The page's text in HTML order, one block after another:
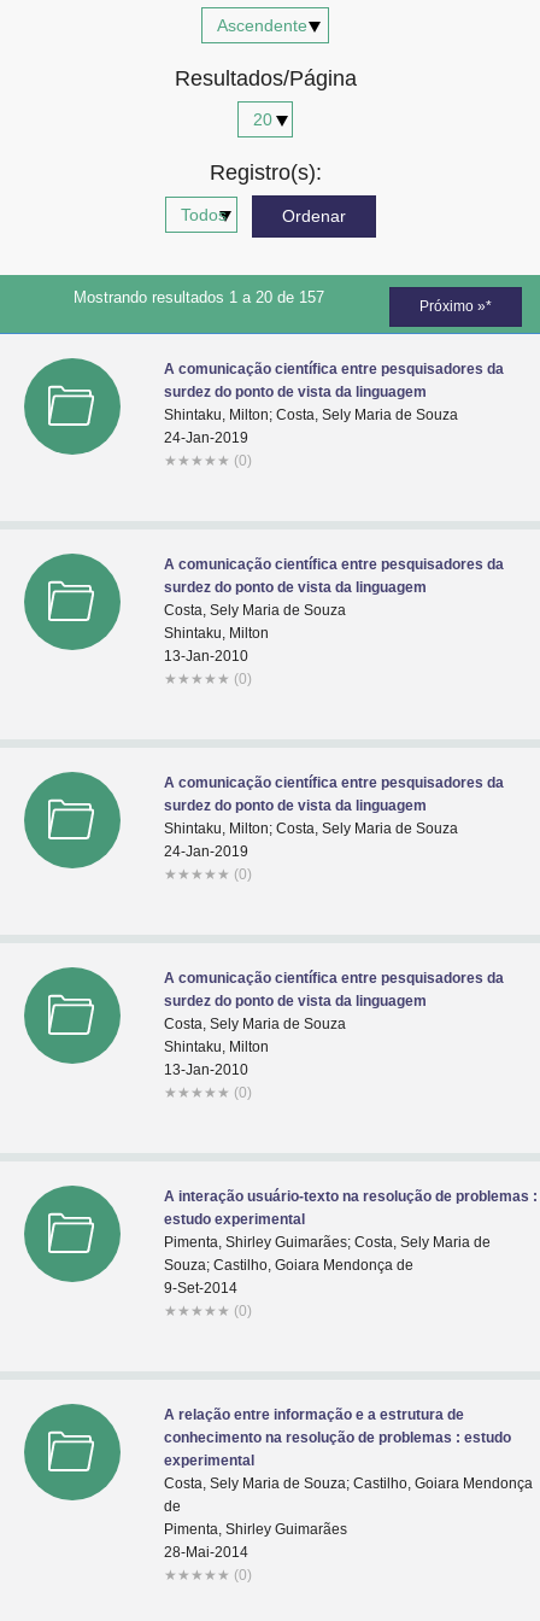
Resultados/Página
Registro(s):
Mostrando resultados 1 a 20 de 157 Próximo »*
A comunicação científica entre pesquisadores da
surdez do ponto de vista da linguagem
Shintaku, Milton; Costa, Sely Maria de Souza
24-Jan-2019
★ ★ ★ ★ ★ (0)
A comunicação científica entre pesquisadores da
surdez do ponto de vista da linguagem
Costa, Sely Maria de Souza
Shintaku, Milton
13-Jan-2010
★ ★ ★ ★ ★ (0)
A comunicação científica entre pesquisadores da
surdez do ponto de vista da linguagem
Shintaku, Milton; Costa, Sely Maria de Souza
24-Jan-2019
★ ★ ★ ★ ★ (0)
A comunicação científica entre pesquisadores da
surdez do ponto de vista da linguagem
Costa, Sely Maria de Souza
Shintaku, Milton
13-Jan-2010
★ ★ ★ ★ ★ (0)
A interação usuário-texto na resolução de problemas :
estudo experimental
Pimenta, Shirley Guimarães; Costa, Sely Maria de
Souza; Castilho, Goiara Mendonça de
9-Set-2014
★ ★ ★ ★ ★ (0)
A relação entre informação e a estrutura de
conhecimento na resolução de problemas : estudo
experimental
Costa, Sely Maria de Souza; Castilho, Goiara Mendonça
de
Pimenta, Shirley Guimarães
28-Mai-2014
★ ★ ★ ★ ★ (0)